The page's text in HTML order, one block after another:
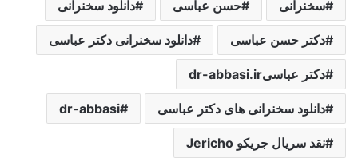
سخنرانی حسن عباسی دانلود سخنرانی
دکتر حسن عباسی دانلود سخنرانی دکتر عباسی
دکتر عباسیdr-abbasi.ir
دانلود سخنرانی های دکتر عباسی dr-abbasi
نقد سریال جریکو Jericho